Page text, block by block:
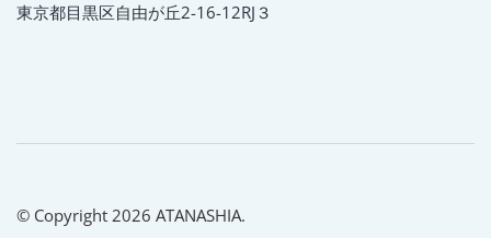
東京都目黒区自由が丘2-16-12RJ３
© Copyright 2026 ATANASHIA.